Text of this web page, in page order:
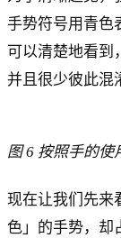
手势符号用青色
可以清楚地看到
并且很少彼此混
图 6 按照手的使
现在让我们先来
色」的手势，却